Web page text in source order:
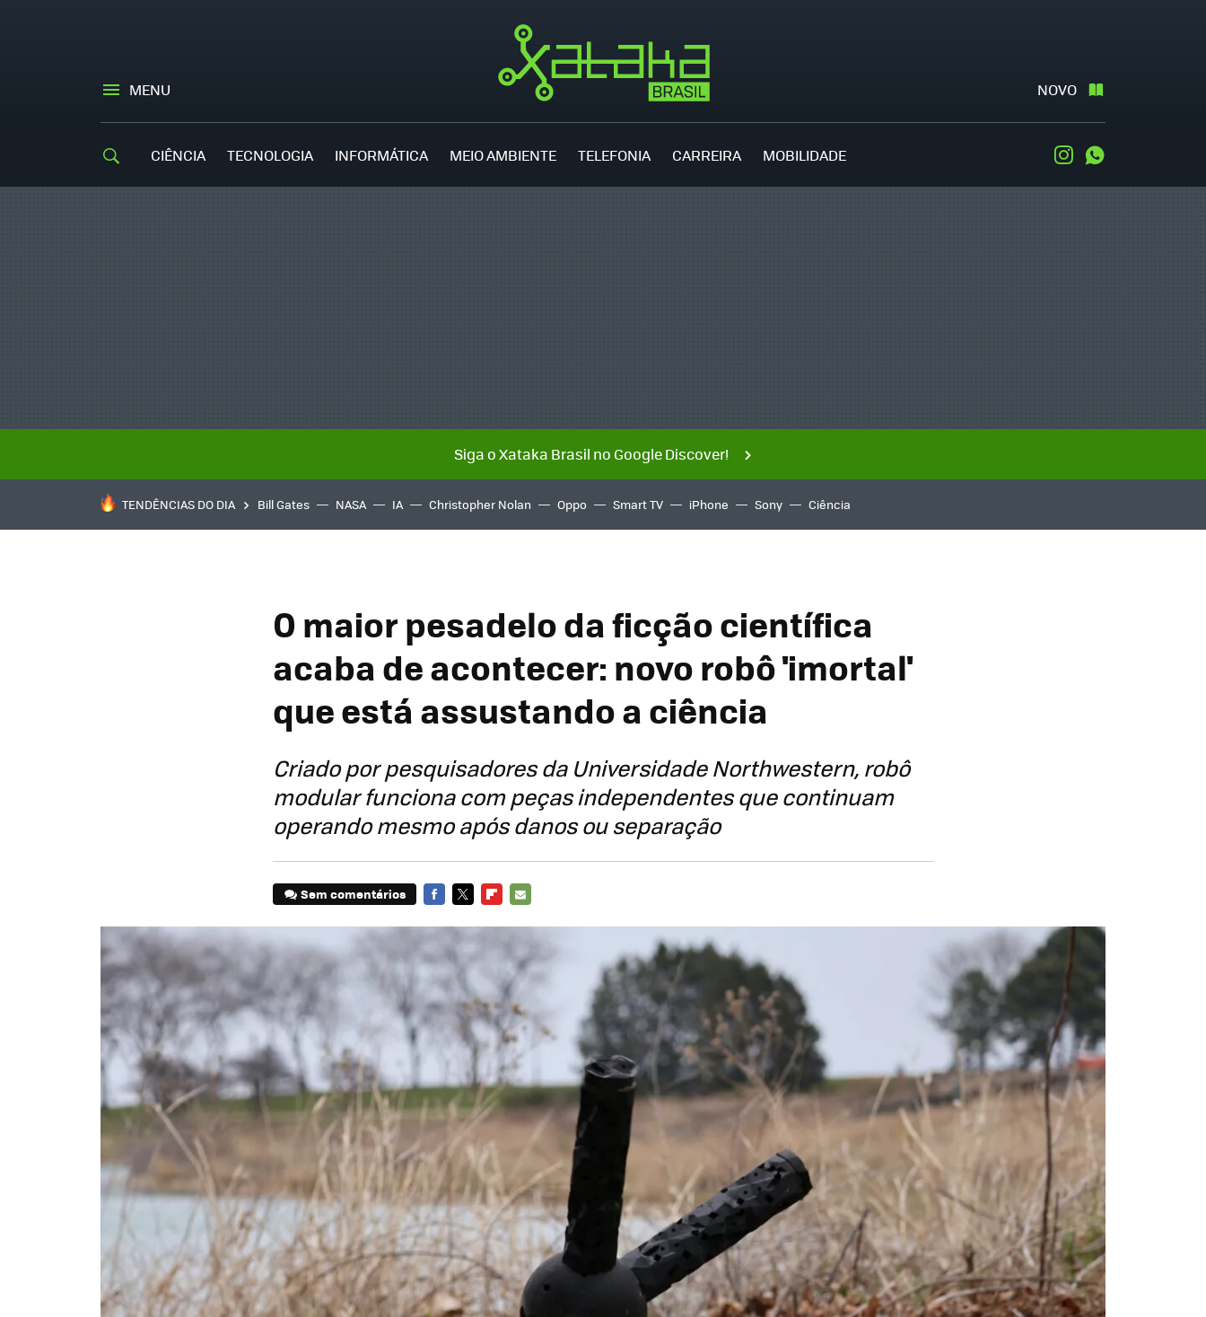
MENU NOVO
CIÊNCIA TECNOLOGIA INFORMÁTICA MEIO AMBIENTE TELEFONIA CARREIRA MOBILIDADE Instagram
Siga o Xataka Brasil no Google Discover!
TENDÊNCIAS DO DIA Bill Gates NASA IA Christopher Nolan Oppo Smart TV iPhone Sony Ciência
O maior pesadelo da ficção científica
acaba de acontecer: novo robô 'imortal'
que está assustando a ciência
Criado por pesquisadores da Universidade Northwestern, robô
modular funciona com peças independentes que continuam
operando mesmo após danos ou separação
Sem comentários